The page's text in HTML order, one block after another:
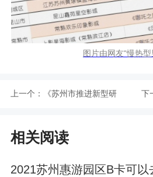
图片由网友“慢热型
上一个： 《苏州市推进新型研 下
相关阅读
2021苏州惠游园区B卡可以